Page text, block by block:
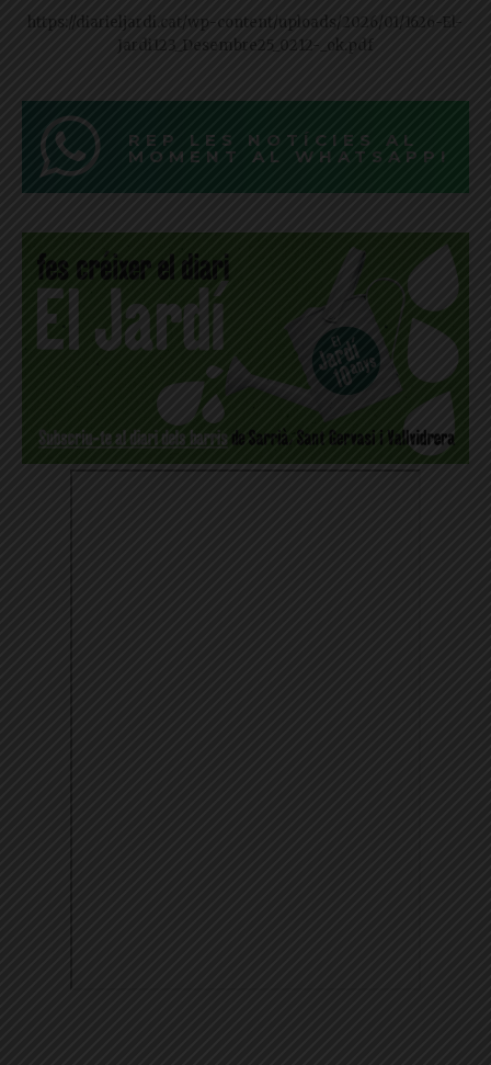
https://diarieljardi.cat/wp-content/uploads/2026/01/1626-El-
Jardi123_Desembre25_0212-_ok.pdf
REP LES NOTÍCIES AL
MOMENT AL WHATSAPP!